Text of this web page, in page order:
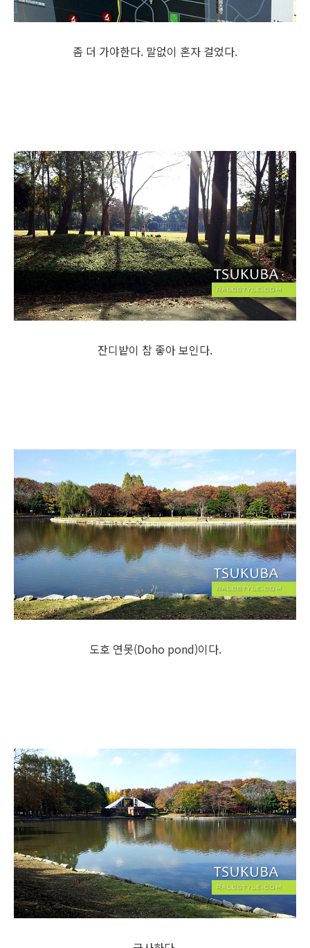
좀 더 가야한다. 말없이 혼자 걸었다.
잔디밭이 참 좋아 보인다.
도호 연못(Doho pond)이다.